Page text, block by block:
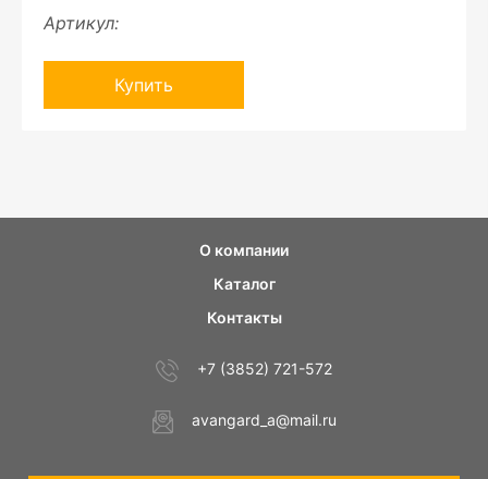
Артикул:
Купить
О компании
Каталог
Контакты
+7 (3852) 721-572
avangard_a@mail.ru